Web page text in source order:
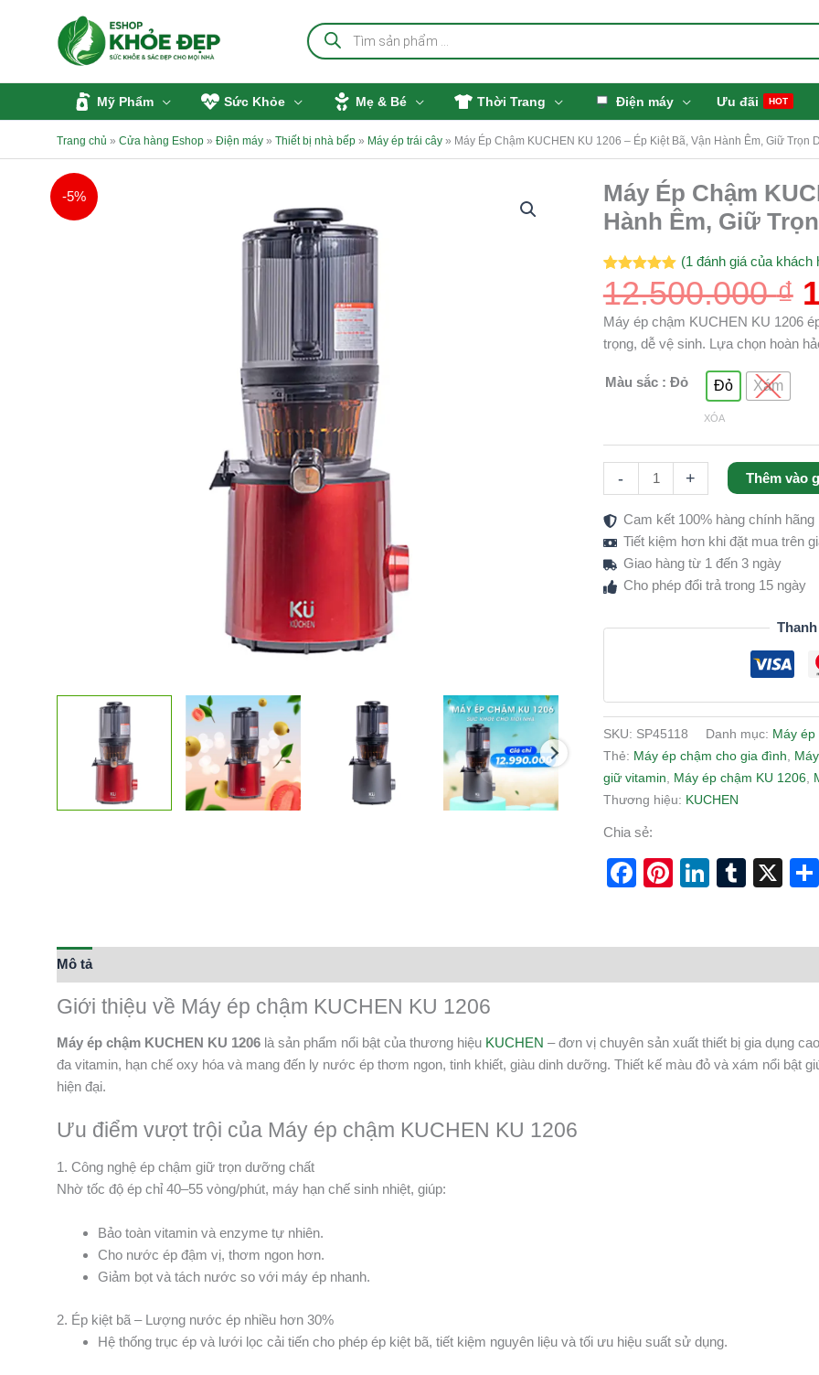
Tìm
kiếm
sản
Mỹ Phẩm Sức Khỏe Mẹ & Bé Thời Trang Điện máy Ưu đãi HOT
Trang chủ » Cửa hàng Eshop » Điện máy » Thiết bị nhà bếp » Máy ép trái cây » Máy Ép Chậm KUCHEN KU 1206 – Ép Kiệt Bã, Vận Hành Êm, Giữ Trọn
-5%
Máy Ép Chậm
Hành Êm, Giữ
5.00trên 5
dựa trên
1
(1 đánh giá của khách
12.500.000₫
Máy ép chậm KUCHEN KU 1206
trọng, dễ vệ sinh. Lựa chọn hoàn
Màu sắc : Đỏ Đỏ Xám
XÓA
-
Máy
Ép
Chậm
KUCHEN
1206
-
Ép
Bã,
Trọn
Dinh
Dưỡng
số
lượng
+ Thêm vào
Cam kết 100% hàng chính hãng
Tiết kiệm hơn khi đặt mua trên
Giao hàng từ 1 đến 3 ngày
Cho phép đổi trả trong 15 ngày
SKU: SP45118 Danh mục: Máy ép
Thẻ: Máy ép chậm cho gia đình
giữ vitamin
Máy ép chậm KU 1206,
Thương hiệu: KUCHEN
Chia sẻ:
Facebook
PinterestX
Mô tả
Giới thiệu về Máy ép chậm KUCHEN KU 1206
Máy ép chậm KUCHEN KU 1206 là sản phẩm nổi bật của thương hiệu KUCHEN – đơn vị chuyên sản xuất thiết bị gia dụng
đa vitamin, hạn chế oxy hóa và mang đến ly nước ép thơm ngon, tinh khiết, giàu dinh dưỡng. Thiết kế màu đỏ và xám nổi bật
hiện đại.
Ưu điểm vượt trội của Máy ép chậm KUCHEN KU 1206
1. Công nghệ ép chậm giữ trọn dưỡng chất
Nhờ tốc độ ép chỉ 40–55 vòng/phút, máy hạn chế sinh nhiệt, giúp:
Bảo toàn vitamin và enzyme tự nhiên.
Cho nước ép đậm vị, thơm ngon hơn.
Giảm bọt và tách nước so với máy ép nhanh.
2. Ép kiệt bã – Lượng nước ép nhiều hơn 30%
Hệ thống trục ép và lưới lọc cải tiến cho phép ép kiệt bã, tiết kiệm nguyên liệu và tối ưu hiệu suất sử dụng.